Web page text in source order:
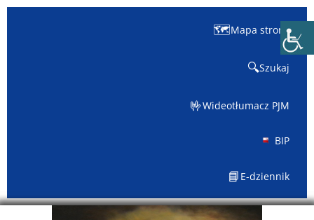
🗺️Mapa strony
🔍Szukaj
🤟Wideotłumacz PJM
BIP
📘 E-dziennik